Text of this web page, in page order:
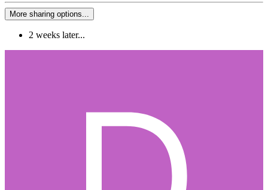
More sharing options...
2 weeks later...